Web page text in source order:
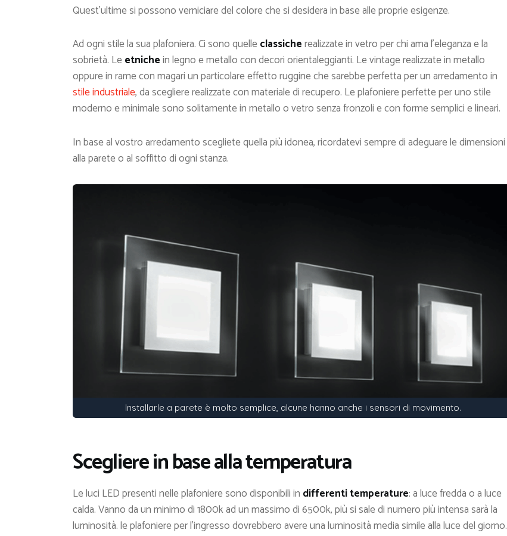
Quest’ultime si possono verniciare del colore che si desidera in base alle proprie esigenze.
Ad ogni stile la sua plafoniera. Ci sono quelleclassicherealizzate in vetro per chi ama l’eleganza e la
sobrietà. Leetnichein legno e metallo con decori orientaleggianti. Le vintage realizzate in metallo
oppure in rame con magari un particolare effetto ruggine che sarebbe perfetta per un arredamento in
stile industriale, da scegliere realizzate con materiale di recupero. Le plafoniere perfette per uno stile
moderno e minimale sono solitamente in metallo o vetro senza fronzoli e con forme semplici e lineari.
In base al vostro arredamento scegliete quella più idonea, ricordatevi sempre di adeguare le dimensioni
alla parete o al soffitto di ogni stanza.
Installarle a parete è molto semplice, alcune hanno anche i sensori di movimento.
Scegliere in base alla temperatura
Le luci LED presenti nelle plafoniere sono disponibili in differenti temperature: a luce fredda o a luce
calda. Vanno da un minimo di 1800k ad un massimo di 6500k, più si sale di numero più intensa sarà la
luminosità. le plafoniere per l’ingresso dovrebbero avere una luminosità media simile alla luce del giorno.